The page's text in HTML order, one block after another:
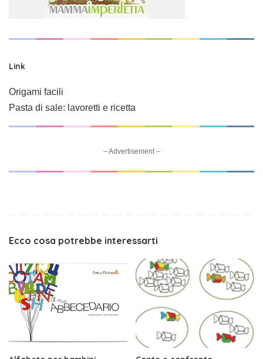
Link
Origami facili
Pasta di sale: lavoretti e ricetta
– Advertisement –
Ecco cosa potrebbe interessarti